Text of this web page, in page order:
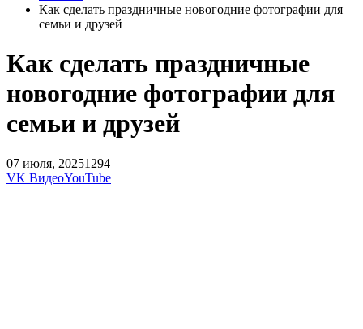
Как сделать праздничные новогодние фотографии для
семьи и друзей
Как сделать праздничные
новогодние фотографии для
семьи и друзей
07 июля, 20251294
VK ВидеоYouTube